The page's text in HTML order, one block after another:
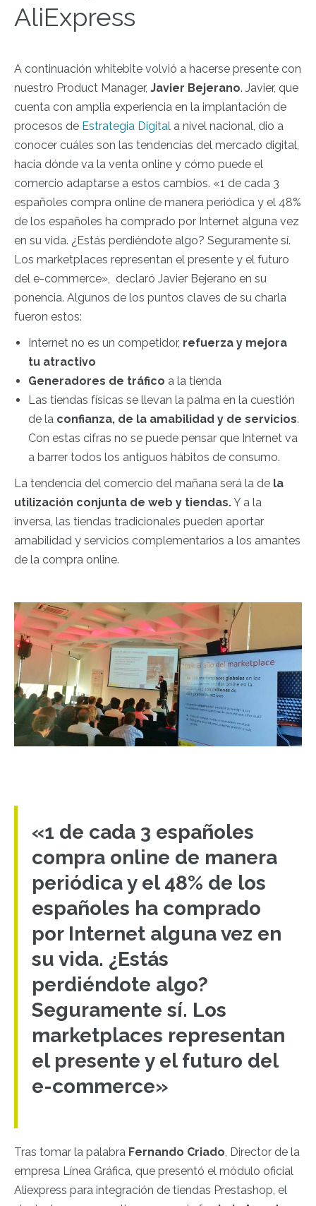
AliExpress
A continuación whitebite volvió a hacerse presente con
nuestro Product Manager, Javier Bejerano. Javier, que
cuenta con amplia experiencia en la implantación de
procesos de Estrategia Digital a nivel nacional, dio a
conocer cuáles son las tendencias del mercado digital,
hacia dónde va la venta online y cómo puede el
comercio adaptarse a estos cambios. «1 de cada 3
españoles compra online de manera periódica y el 48%
de los españoles ha comprado por Internet alguna vez
en su vida. ¿Estás perdiéndote algo? Seguramente sí.
Los marketplaces representan el presente y el futuro
del e-commerce», declaró Javier Bejerano en su
ponencia. Algunos de los puntos claves de su charla
fueron estos:
Internet no es un competidor, refuerza y mejora
tu atractivo
Generadores de tráfico a la tienda
Las tiendas físicas se llevan la palma en la cuestión
de la confianza, de la amabilidad y de servicios.
Con estas cifras no se puede pensar que Internet va
a barrer todos los antiguos hábitos de consumo.
La tendencia del comercio del mañana será la de la
utilización conjunta de web y tiendas.Y a la
inversa, las tiendas tradicionales pueden aportar
amabilidad y servicios complementarios a los amantes
de la compra online.
«1 de cada 3 españoles
compra online de manera
periódica y el 48% de los
españoles ha comprado
por Internet alguna vez en
su vida. ¿Estás
perdiéndote algo?
Seguramente sí. Los
marketplaces representan
el presente y el futuro del
e-commerce»
Tras tomar la palabra Fernando Criado, Director de la
empresa Línea Gráfica, que presentó el módulo oficial
Aliexpress para integración de tiendas Prestashop, el